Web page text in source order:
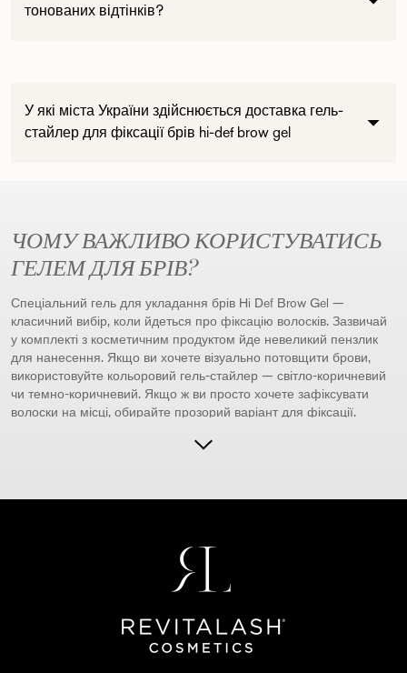
тонованих відтінків?
Пошук...
У які міста України здійснюється доставка гель-
стайлер для фіксації брів hi-def brow gel
ЧОМУ ВАЖЛИВО КОРИСТУВАТИСЬ
ГЕЛЕМ ДЛЯ БРІВ?
Спеціальний гель для укладання брів Hi Def Brow Gel —
класичний вибір, коли йдеться про фіксацію волосків. Зазвичай
у комплекті з косметичним продуктом йде невеликий пензлик
для нанесення. Якщо ви хочете візуально потовщити брови,
використовуйте кольоровий гель-стайлер — світло-коричневий
чи темно-коричневий. Якщо ж ви просто хочете зафіксувати
волоски на місці, обирайте прозорий варіант для фіксації.
Якщо ви прагнете створити та підкреслити дуже природний
ваші брови. Якщо ви віддаєте перевагу виразним бровам, вам
менш драматично, обирайте колір, близький до кольору вашого
Коли наносити Hi Def Brow Gel гель